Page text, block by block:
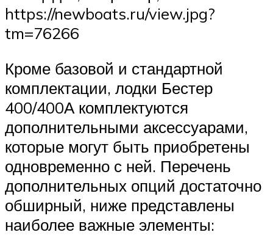
https://newboats.ru/view.jpg?
tm=76266
Кроме базовой и стандартной
комплектации, лодки Бестер
400/400А комплектуются
дополнительными аксессуарами,
которые могут быть приобретены
одновременно с ней. Перечень
дополнительных опций достаточно
обширный, ниже представлены
наиболее важные элементы: